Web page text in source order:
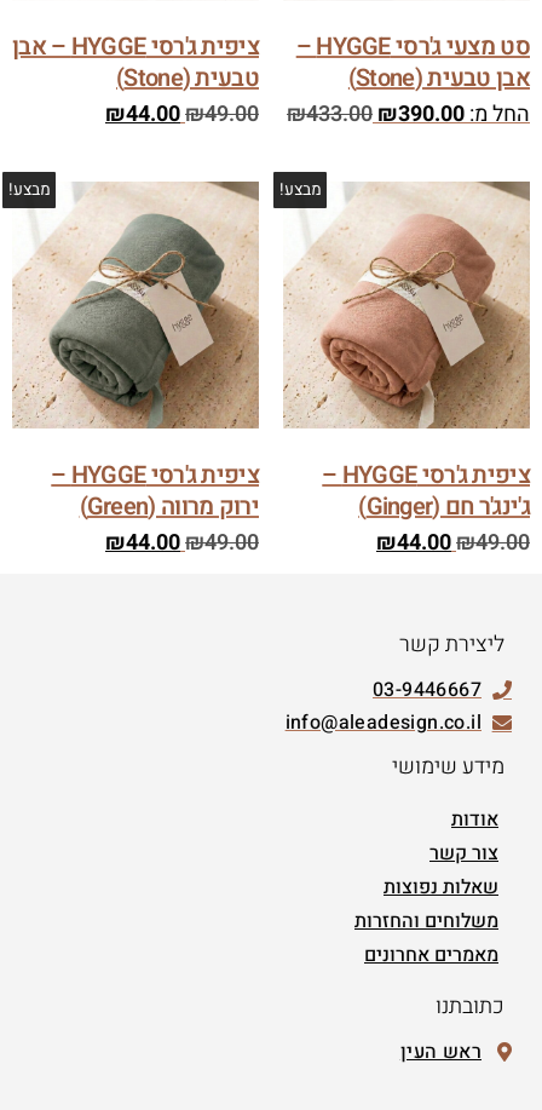
סט מצעי ג'רסי HYGGE –
אבן טבעית (Stone)
החל מ: ₪390.00
₪433.00
ציפית ג'רסי HYGGE – אבן
טבעית (Stone)
₪49.00
₪44.00
מבצע!
ציפית ג'רסי HYGGE –
ג'ינג'ר חם (Ginger)
₪49.00
₪44.00
מבצע!
ציפית ג'רסי HYGGE –
ירוק מרווה (Green)
₪49.00
₪44.00
ליצירת קשר
03-9446667
info@aleadesign.co.il
מידע שימושי
אודות
צור קשר
שאלות נפוצות
משלוחים והחזרות
מאמרים אחרונים
כתובתנו
ראש העין